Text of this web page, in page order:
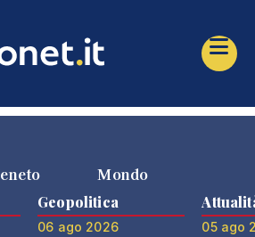
Mondo
Geopolitica
06 ago 2026 05 ago